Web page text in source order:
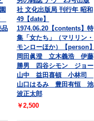
社 文化出版局 刊行年 昭和
49【date】
1974.06.20【contents】特
集「女たち」（マリリン・
モンローほか）【person】
岡田眞澄 立木義浩 伊藤
勝男 四谷シモン ジョー
山中 益田喜頓 小林司
山口はるみ 豊田有恒 池
波正太郎
￥2,500